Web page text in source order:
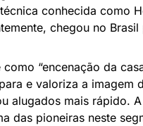
conhecida como
chegou no
“encenação da
e valoriza a imagem
alugados mais rápido.
das pioneiras neste